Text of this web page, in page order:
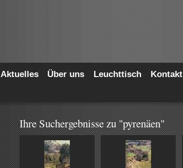
Aktuelles Über uns Leuchttisch Kontakt
Ihre Suchergebnisse zu "pyrenäen"